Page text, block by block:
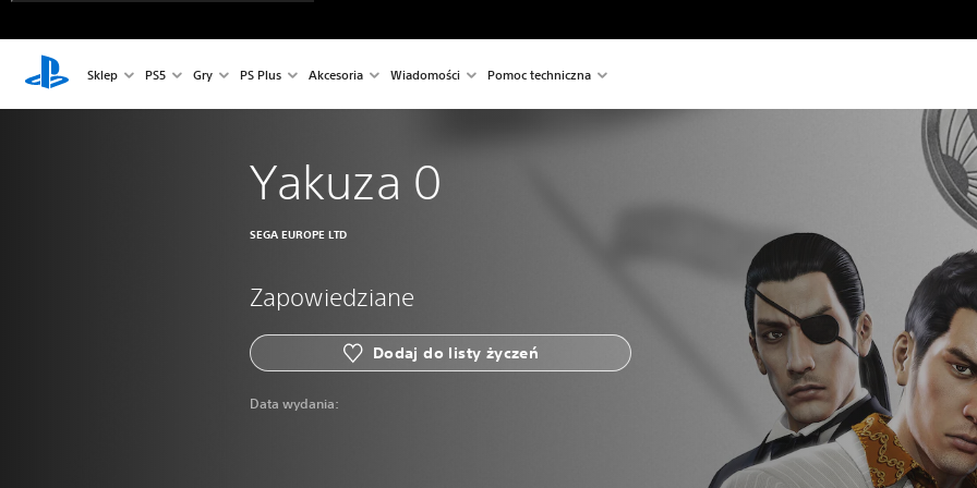
Sklep PS5 Gry PS Plus Akcesoria Wiadomości Pomoc techniczna
Yakuza 0
SEGA EUROPE LTD
Zapowiedziane
Dodaj do listy życzeń
Data wydania: